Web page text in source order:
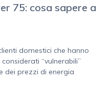
75: cosa sapere a
domestici che hanno
“vulnerabili”
dei prezzi di energia